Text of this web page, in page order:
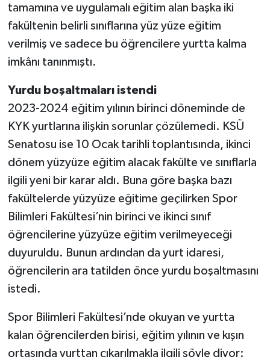
tamamına ve uygulamalı eğitim alan başka iki
fakültenin belirli sınıflarına yüz yüze eğitim
verilmiş ve sadece bu öğrencilere yurtta kalma
imkânı tanınmıştı.
Yurdu boşaltmaları istendi
2023-2024 eğitim yılının birinci döneminde de
KYK yurtlarına ilişkin sorunlar çözülemedi. KSÜ
Senatosu ise 10 Ocak tarihli toplantısında, ikinci
dönem yüzyüze eğitim alacak fakülte ve sınıflarla
ilgili yeni bir karar aldı. Buna göre başka bazı
fakültelerde yüzyüze eğitime geçilirken Spor
Bilimleri Fakültesi’nin birinci ve ikinci sınıf
öğrencilerine yüzyüze eğitim verilmeyeceği
duyuruldu. Bunun ardından da yurt idaresi,
öğrencilerin ara tatilden önce yurdu boşaltmasını
istedi.
Spor Bilimleri Fakültesi’nde okuyan ve yurtta
kalan öğrencilerden birisi, eğitim yılının ve kışın
ortasında yurttan çıkarılmakla ilgili şöyle diyor:
Politika
BÖLGEDEN
BİLİM TEKNOLOJİ
ASAYİŞ
SEÇİM 2015
BİLİM VE TEKNOLOJİ
YARIŞMALAR
TANITIM
HABERDE İNSAN